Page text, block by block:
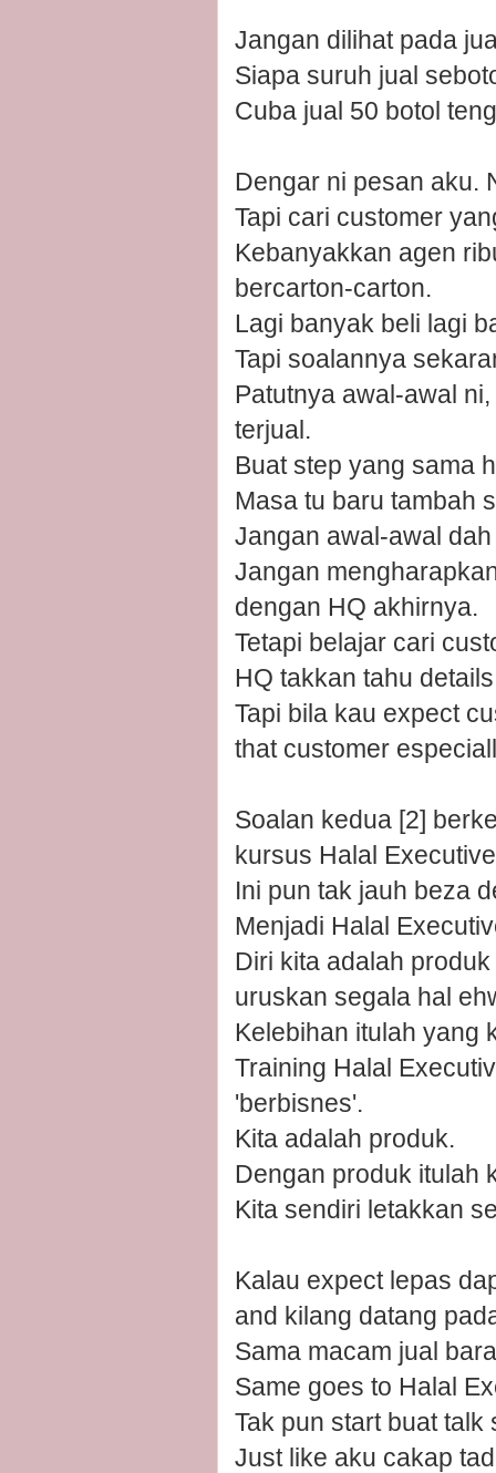
Jangan dilihat pada
Siapa suruh jual
Cuba jual 50 botol
Dengar ni pesan aku.
Tapi cari customer
Kebanyakkan agen
bercarton-carton.
Lagi banyak beli lagi
Tapi soalannya
Patutnya awal-awal
terjual.
Buat step yang sama
Masa tu baru tambah
Jangan awal-awal
Jangan
dengan HQ akhirnya.
Tetapi belajar cari
HQ takkan tahu
Tapi bila kau expect
that customer
Soalan kedua [2]
kursus Halal
Ini pun tak jauh beza
Menjadi Halal
Diri kita adalah
uruskan segala hal
Kelebihan itulah yang
Training Halal
'berbisnes'.
Kita adalah produk.
Dengan produk itulah
Kita sendiri letakkan
Kalau expect lepas
and kilang datang
Sama macam jual
Same goes to Halal
Tak pun start buat
Just like aku cakap